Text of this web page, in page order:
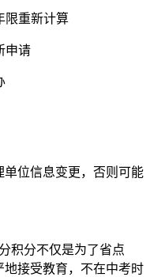
限重新计算
申请
位信息变更，否则可能
积分不仅是为了省点
接受教育，不在中考时